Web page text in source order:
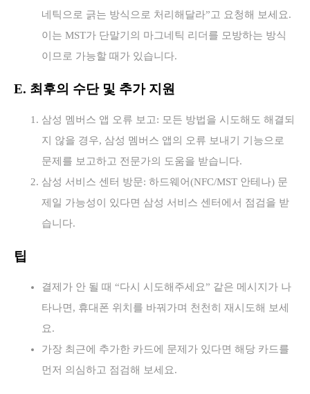
네틱으로 긁는 방식으로 처리해달라”고 요청해 보세요.
이는 MST가 단말기의 마그네틱 리더를 모방하는 방식
이므로 가능할 때가 있습니다.
E. 최후의 수단 및 추가 지원
삼성 멤버스 앱 오류 보고: 모든 방법을 시도해도 해결되
지 않을 경우, 삼성 멤버스 앱의 오류 보내기 기능으로
문제를 보고하고 전문가의 도움을 받습니다.
삼성 서비스 센터 방문: 하드웨어(NFC/MST 안테나) 문
제일 가능성이 있다면 삼성 서비스 센터에서 점검을 받
습니다.
팁
결제가 안 될 때 “다시 시도해주세요” 같은 메시지가 나
타나면, 휴대폰 위치를 바꿔가며 천천히 재시도해 보세
요.
가장 최근에 추가한 카드에 문제가 있다면 해당 카드를
먼저 의심하고 점검해 보세요.